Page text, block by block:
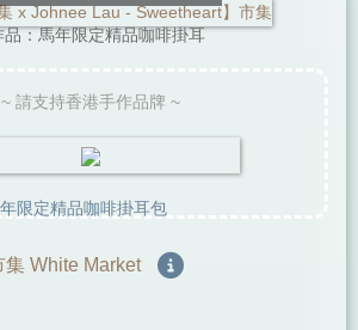
~ 請支持香港手作品牌 ~
品：馬年限定精品咖啡掛耳
集 White Market